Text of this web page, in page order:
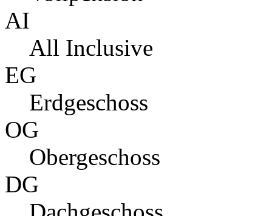
AI
All Inclusive
EG
Erdgeschoss
OG
Obergeschoss
DG